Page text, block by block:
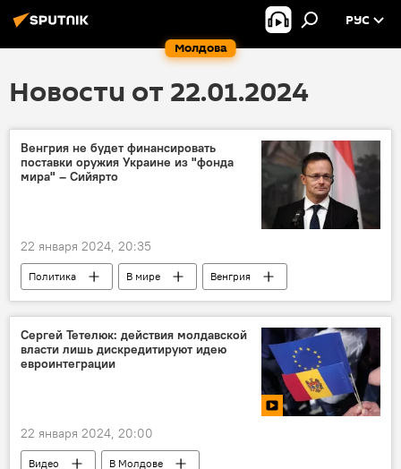
Молдова
РУС
Новости от 22.01.2024
Венгрия не будет финансировать
поставки оружия Украине из "фонда
мира" – Сийярто
22 января 2024, 20:35
Политика В мире
Венгрия
Украина
Сергей Тетелюк: действия молдавской
власти лишь дискредитируют идею
евроинтеграции
22 января 2024, 20:00
Видео В Молдове